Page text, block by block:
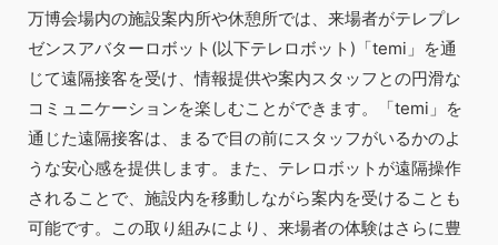
万博会場内の施設案内所や休憩所では、来場者がテレプレ
ゼンスアバターロボット(以下テレロボット)「temi」を通
じて遠隔接客を受け、情報提供や案内スタッフとの円滑な
コミュニケーションを楽しむことができます。「temi」を
通じた遠隔接客は、まるで目の前にスタッフがいるかのよ
うな安心感を提供します。また、テレロボットが遠隔操作
されることで、施設内を移動しながら案内を受けることも
可能です。この取り組みにより、来場者の体験はさらに豊